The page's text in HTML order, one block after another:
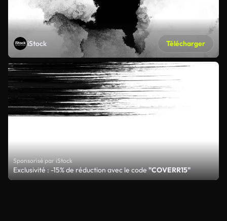
iStock Télécharger
Sponsorisé par iStock
Exclusivité : -15% de réduction avec le code"COVERR15"